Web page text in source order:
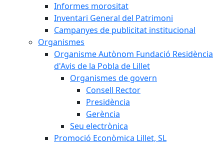
Informes morositat
Inventari General del Patrimoni
Campanyes de publicitat institucional
Organismes
Organisme Autònom Fundació Residència
d'Avis de la Pobla de Lillet
Organismes de govern
Consell Rector
Presidència
Gerència
Seu electrònica
Promoció Econòmica Lillet, SL